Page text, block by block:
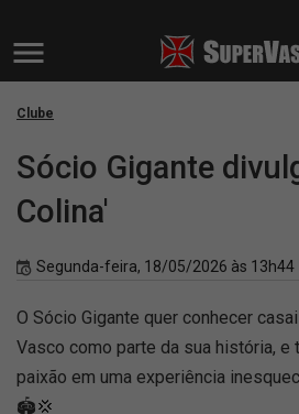
Clube
Sócio Gigante
Colina'
Segunda-feira, 18/05/2026 às 13h44
O Sócio Gigante quer conhecer
Vasco como parte da sua história, e
paixão em uma experiência
🏟️💢